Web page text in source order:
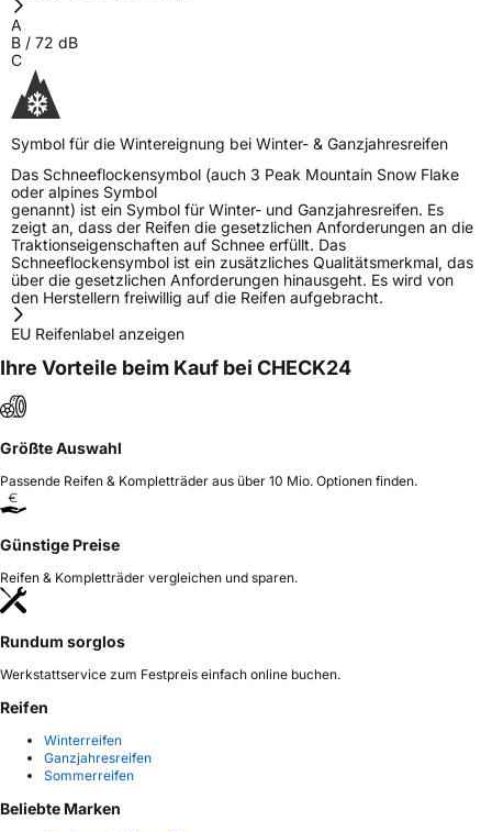
A
B / 72 dB
C
Symbol für die Wintereignung bei Winter- & Ganzjahresreifen
Das Schneeflockensymbol (auch 3 Peak Mountain Snow Flake
oder alpines Symbol
genannt) ist ein Symbol für Winter- und Ganzjahresreifen. Es
zeigt an, dass der Reifen die gesetzlichen Anforderungen an die
Traktionseigenschaften auf Schnee erfüllt. Das
Schneeflockensymbol ist ein zusätzliches Qualitätsmerkmal, das
über die gesetzlichen Anforderungen hinausgeht. Es wird von
den Herstellern freiwillig auf die Reifen aufgebracht.
EU Reifenlabel anzeigen
Ihre Vorteile beim Kauf bei CHECK24
Größte Auswahl
Passende Reifen & Kompletträder aus über 10 Mio. Optionen finden.
Günstige Preise
Reifen & Kompletträder vergleichen und sparen.
Rundum sorglos
Werkstattservice zum Festpreis einfach online buchen.
Reifen
Winterreifen
Ganzjahresreifen
Sommerreifen
Beliebte Marken